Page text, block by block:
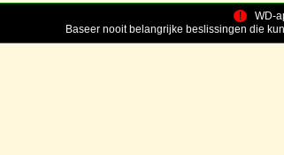
!
WD-
Baseer nooit belangrijke beslissingen die